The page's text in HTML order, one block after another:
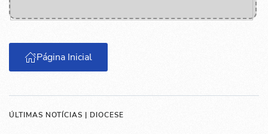
Página Inicial
ÚLTIMAS NOTÍCIAS | DIOCESE